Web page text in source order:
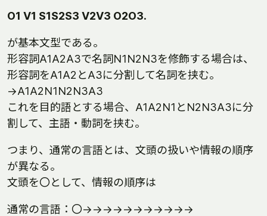
O1 V1 S1S2S3 V2V3 O2O3.
が基本文型である。
形容詞A1A2A3で名詞N1N2N3を修飾する場合は、
形容詞をA1A2とA3に分割して名詞を挟む。
→A1A2N1N2N3A3
これを目的語とする場合、A1A2N1とN2N3A3に分
割して、主語・動詞を挟む。
つまり、通常の言語とは、文頭の扱いや情報の順序
が異なる。
文頭を〇として、情報の順序は
通常の言語：〇→→→→→→→→→→→